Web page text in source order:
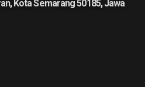
Kota Semarang 50185, Jawa